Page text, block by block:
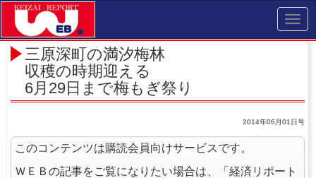
三原深町の満汐梅林
収穫の時期迎える
6月29日まで梅もぎ祭り
2014年06月01日号
このコンテンツは購読会員向けサービスです。
ＷＥＢの記事をご覧になりたい場合は、「経済リポート